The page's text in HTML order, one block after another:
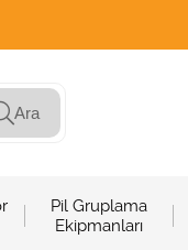
Ara
Pil Gruplama
Ekipmanları